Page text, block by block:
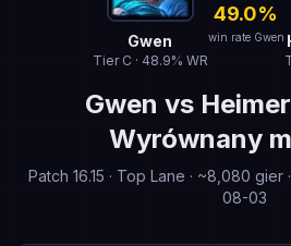
Gwen
Tier C · 48.9% WR
49.0%
win rate Gwen
Gwen vs
Wyrównany
Patch 16.15 · Top Lane · ~8,080 gier ·
08-03